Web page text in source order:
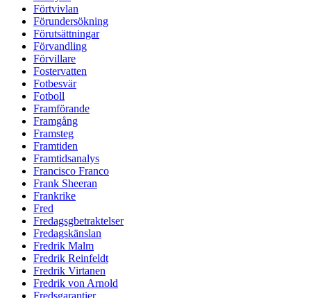
Förtvivlan
Förundersökning
Förutsättningar
Förvandling
Förvillare
Fostervatten
Fotbesvär
Fotboll
Framförande
Framgång
Framsteg
Framtiden
Framtidsanalys
Francisco Franco
Frank Sheeran
Frankrike
Fred
Fredagsgbetraktelser
Fredagskänslan
Fredrik Malm
Fredrik Reinfeldt
Fredrik Virtanen
Fredrik von Arnold
Fredsgarantier